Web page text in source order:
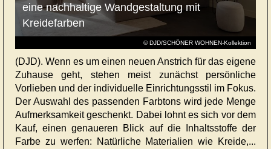
© DJD/SCHÖNER WOHNEN-Kollektion
eine nachhaltige Wandgestaltung mit
Kreidefarben
(DJD). Wenn es um einen neuen Anstrich für das eigene
Zuhause geht, stehen meist zunächst persönliche
Vorlieben und der individuelle Einrichtungsstil im Fokus.
Der Auswahl des passenden Farbtons wird jede Menge
Aufmerksamkeit geschenkt. Dabei lohnt es sich vor dem
Kauf, einen genaueren Blick auf die Inhaltsstoffe der
Farbe zu werfen: Natürliche Materialien wie Kreide,...